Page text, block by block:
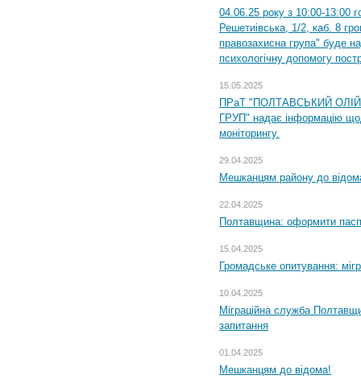
04.06.25 року з 10:00-13:00
Решетиівська, 1/2, каб. 8
правозахисна група" буде
психологічну допомогу
15.05.2025
ПРаТ "ПОЛТАВСЬКИЙ
ГРУП" надає інформацію
моніторингу.
29.04.2025
Мешканцям району до
22.04.2025
Полтавщина: оформити
15.04.2025
Громадське опитування:
10.04.2025
Міграційна служба
запитання
01.04.2025
Мешканцям до відома!